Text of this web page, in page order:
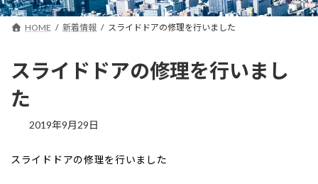
HOME 新着情報 スライドドアの修理を行いました
スライドドアの修理を行いまし
た
2019年9月29日
スライドドアの修理を行いました